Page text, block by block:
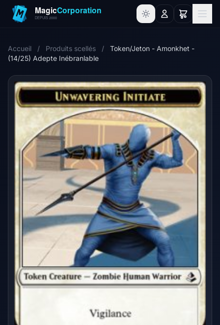
Accueil / Produits scellés /
Token/Jeton - Amonkhet -
(14/25) Adepte Inébranlable